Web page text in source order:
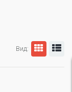
Вид: